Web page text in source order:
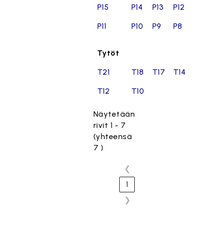
P15 P14 P13 P12
P11 P10 P9 P8
Tytöt
T21 T18 T17 T14
T12 T10
Näytetään
rivit 1 - 7
(yhteensä
7 )
❮
1
❯